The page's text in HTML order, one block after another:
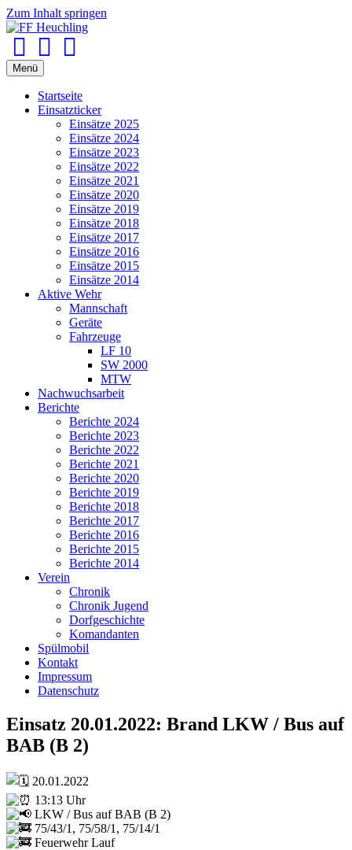
Zum Inhalt springen
Menü
Startseite
Einsatzticker
Einsätze 2025
Einsätze 2024
Einsätze 2023
Einsätze 2022
Einsätze 2021
Einsätze 2020
Einsätze 2019
Einsätze 2018
Einsätze 2017
Einsätze 2016
Einsätze 2015
Einsätze 2014
Aktive Wehr
Mannschaft
Geräte
Fahrzeuge
LF 10
SW 2000
MTW
Nachwuchsarbeit
Berichte
Berichte 2024
Berichte 2023
Berichte 2022
Berichte 2021
Berichte 2020
Berichte 2019
Berichte 2018
Berichte 2017
Berichte 2016
Berichte 2015
Berichte 2014
Verein
Chronik
Chronik Jugend
Dorfgeschichte
Komandanten
Spülmobil
Kontakt
Impressum
Datenschutz
Einsatz 20.01.2022: Brand LKW / Bus auf
BAB (B 2)
20.01.2022
13:13 Uhr
LKW / Bus auf BAB (B 2)
75/43/1, 75/58/1, 75/14/1
Feuerwehr Lauf